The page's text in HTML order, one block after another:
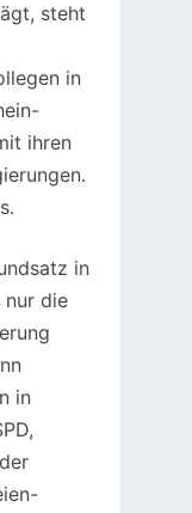
steht
in
ihren
in
nur die
in